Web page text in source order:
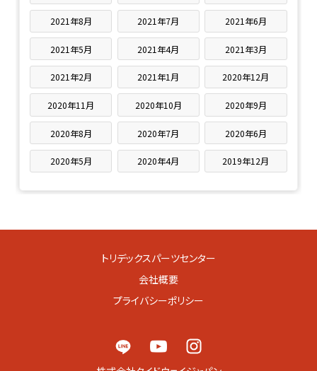
2021年8月 2021年7月 2021年6月
2021年5月 2021年4月 2021年3月
2021年2月 2021年1月 2020年12月
2020年11月 2020年10月 2020年9月
2020年8月 2020年7月 2020年6月
2020年5月 2020年4月 2019年12月
トリデックスパーツセンター
会社概要
プライバシーポリシー